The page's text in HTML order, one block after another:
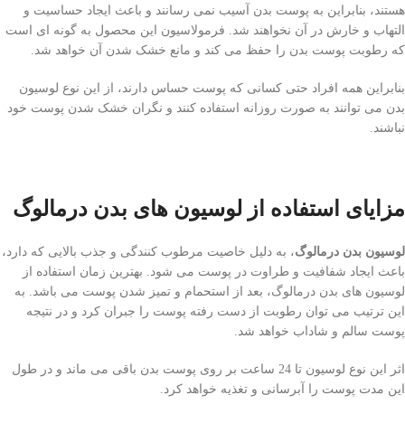
هستند، بنابراین به پوست بدن آسیب نمی رسانند و باعث ایجاد حساسیت و
التهاب و خارش در آن نخواهند شد. فرمولاسیون این محصول به گونه ای است
که رطوبت پوست بدن را حفظ می کند و مانع خشک شدن آن خواهد شد.
بنابراین همه افراد حتی کسانی که پوست حساس دارند، از این نوع لوسیون
بدن می توانند به صورت روزانه استفاده کنند و نگران خشک شدن پوست خود
نباشند.
مزایای استفاده از لوسیون های بدن درمالوگ
لوسیون بدن درمالوگ، به دلیل خاصیت مرطوب کنندگی و جذب بالایی که دارد،
باعث ایجاد شفافیت و طراوت در پوست می شود. بهترین زمان استفاده از
لوسیون های بدن درمالوگ، بعد از استحمام و تمیز شدن پوست می باشد. به
این ترتیب می توان رطوبت از دست رفته پوست را جبران کرد و در نتیجه
پوست سالم و شاداب خواهد شد.
اثر این نوع لوسیون تا 24 ساعت بر روی پوست بدن باقی می ماند و در طول
این مدت پوست را آبرسانی و تغذیه خواهد کرد.